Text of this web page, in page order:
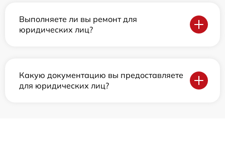
Выполняете ли вы ремонт для
юридических лиц?
Какую документацию вы предоставляете
для юридических лиц?